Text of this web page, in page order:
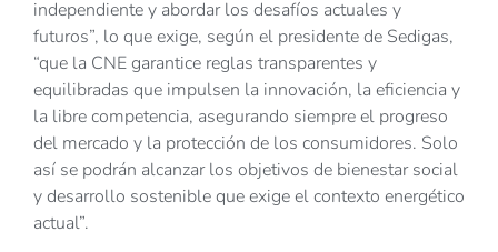
independiente y abordar los desafíos actuales y
futuros”, lo que exige, según el presidente de Sedigas,
“que la CNE garantice reglas transparentes y
equilibradas que impulsen la innovación, la eficiencia y
la libre competencia, asegurando siempre el progreso
del mercado y la protección de los consumidores. Solo
así se podrán alcanzar los objetivos de bienestar social
y desarrollo sostenible que exige el contexto energético
actual”.